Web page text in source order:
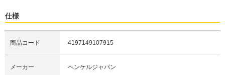
仕様
商品コード 4197149107915
メーカー ヘンケルジャパン